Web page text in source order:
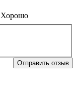
Хорошо
Отправить отзыв